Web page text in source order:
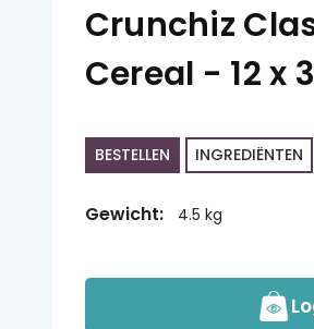
Crunchiz
Cereal - 12 x
BESTELLEN INGREDIËNTEN
Gewicht: 4.5 kg